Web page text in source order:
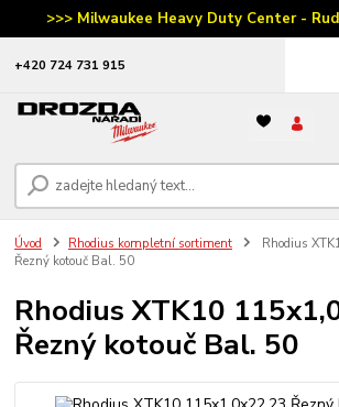
>>> Milwaukee Heavy Duty Center -
‭+420 724 731 915
Úvod Rhodius kompletní sortiment
Rhodius
Řezný kotouč Bal. 50
Rhodius XTK10
Řezný kotouč Bal. 50